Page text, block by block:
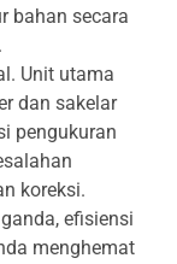
bahan secara
Unit utama
dan sakelar
pengukuran
koreksi.
efisiensi
menghemat